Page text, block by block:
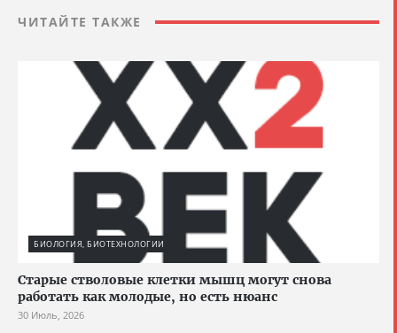
ЧИТАЙТЕ ТАКЖЕ
БИОЛОГИЯ, БИОТЕХНОЛОГИИ
Старые стволовые клетки мышц могут снова
работать как молодые, но есть нюанс
30 Июль, 2026